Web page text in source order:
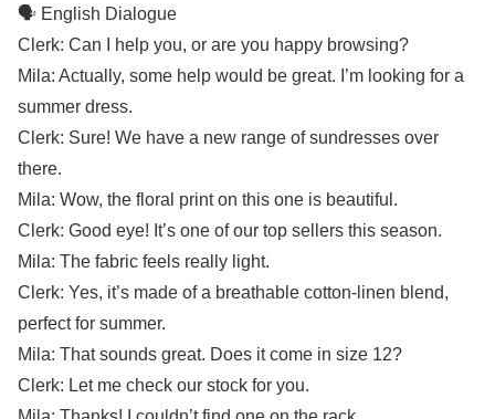
🗣️ English Dialogue
Clerk: Can I help you, or are you happy browsing?
Mila: Actually, some help would be great. I’m looking for a
summer dress.
Clerk: Sure! We have a new range ofsundresses over
there.
Mila: Wow, the floral printon this one is beautiful .
Clerk: Good eye! It’s one of our top sellers this season.
Mila: The fabric feels really light.
Clerk: Yes, it’s made of a breathable cotton-linen blend,
perfectfor summer.
Mila: Thatsounds great. Does itcome in size 12?
Clerk: Letme check our stock for you.